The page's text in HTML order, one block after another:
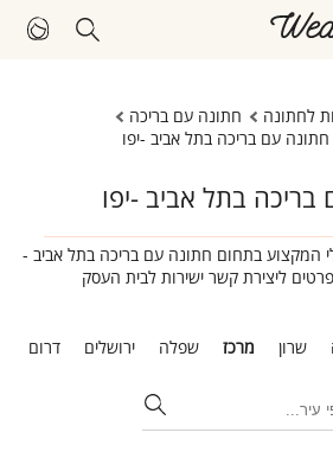
לחתונה
חתונה עם בריכה
חתונה עם בריכה בתל אביב -יפו
בתל אביב -יפו
המקצוע בתחום חתונה עם בריכה בתל אביב -
ליצירת קשר ישירות לבית העסק
שרון מרכז שפלה ירושלים דרום